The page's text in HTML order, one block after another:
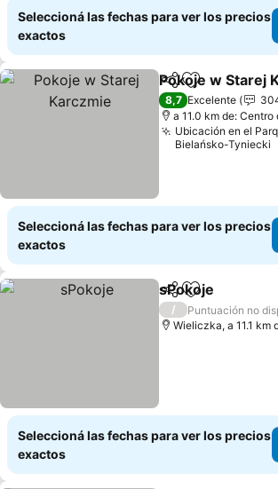
Seleccioná las fechas para ver los precios
exactos
CompartirAñadir a
Pokoje w Starej
8,7 Excelente
a 11.0 km de:
Ubicación en el
Bielańsko-Tyniecki
Seleccioná las fechas para ver los precios
exactos
CompartirAñadir a
sPokoje
/
Puntuación no
Wieliczka, a 11.1 km
Seleccioná las fechas para ver los precios
exactos